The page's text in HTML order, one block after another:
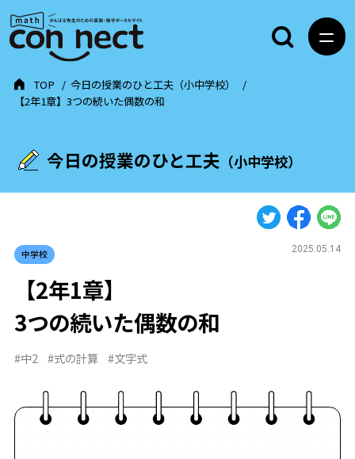
今日の授業のひと工夫 （小中学校）
TOP
今日の授業のひと工夫（小中学校）
【2年1章】3つの続いた偶数の和
中学校 2025.05.14
【2年1章】
3つの続いた偶数の和
#中2 #式の計算 #文字式